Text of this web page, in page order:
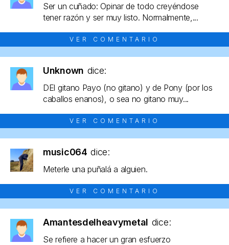
Ser un cuñado: Opinar de todo creyéndose
tener razón y ser muy listo. Normalmente,...
VER COMENTARIO
Unknown dice:
DEl gitano Payo (no gitano) y de Pony (por los
caballos enanos), o sea no gitano muy...
VER COMENTARIO
music064 dice:
Meterle una puñalá a alguien.
VER COMENTARIO
Amantesdelheavymetal dice:
Se refiere a hacer un gran esfuerzo